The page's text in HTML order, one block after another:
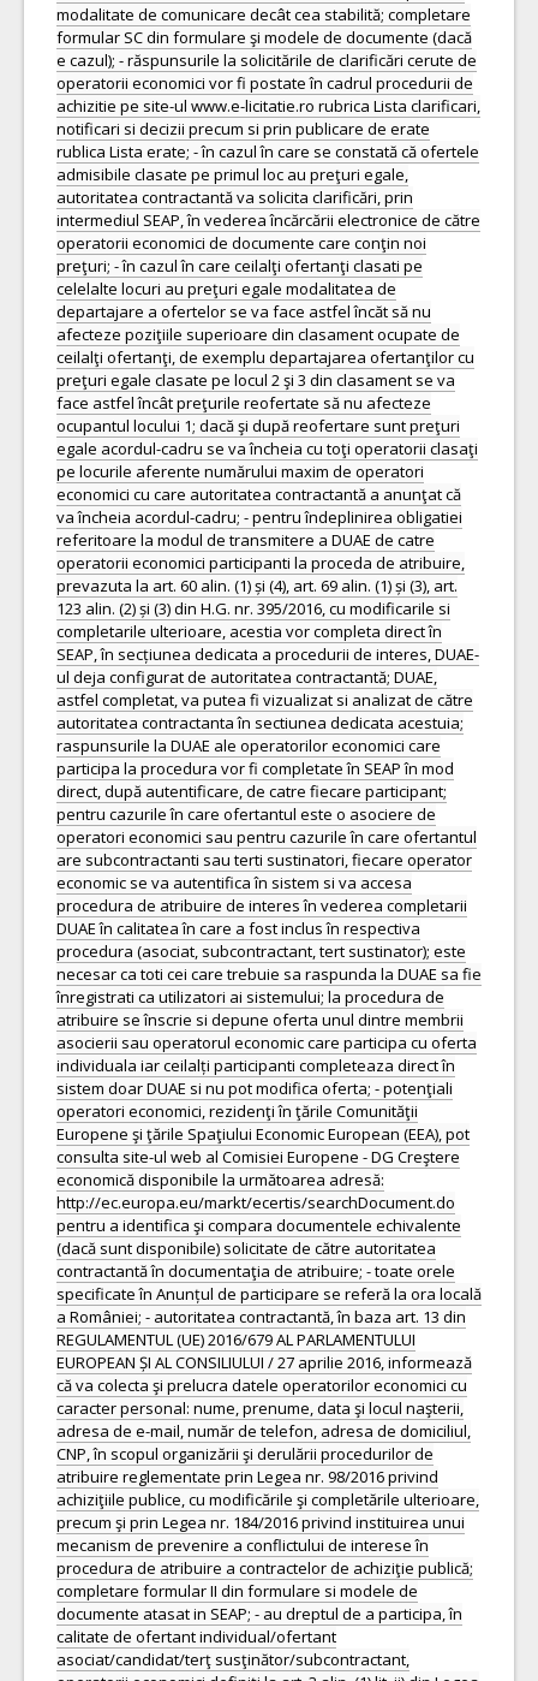
modalitate de comunicare decât cea stabilită; completare
formular SC din formulare şi modele de documente (dacă
e cazul); - răspunsurile la solicitările de clarificări cerute de
operatorii economici vor fi postate în cadrul procedurii de
achizitie pe site-ul www.e-licitatie.ro rubrica Lista clarificari,
notificari si decizii precum si prin publicare de erate
rublica Lista erate; - în cazul în care se constată că ofertele
admisibile clasate pe primul loc au preţuri egale,
autoritatea contractantă va solicita clarificări, prin
intermediul SEAP, în vederea încărcării electronice de către
operatorii economici de documente care conţin noi
preţuri; - în cazul în care ceilalţi ofertanţi clasati pe
celelalte locuri au preţuri egale modalitatea de
departajare a ofertelor se va face astfel încăt să nu
afecteze poziţiile superioare din clasament ocupate de
ceilalţi ofertanţi, de exemplu departajarea ofertanţilor cu
preţuri egale clasate pe locul 2 şi 3 din clasament se va
face astfel încât preţurile reofertate să nu afecteze
ocupantul locului 1; dacă şi după reofertare sunt preţuri
egale acordul-cadru se va încheia cu toţi operatorii clasaţi
pe locurile aferente numărului maxim de operatori
economici cu care autoritatea contractantă a anunţat că
va încheia acordul-cadru; - pentru îndeplinirea obligatiei
referitoare la modul de transmitere a DUAE de catre
operatorii economici participanti la proceda de atribuire,
prevazuta la art. 60 alin. (1) și (4), art. 69 alin. (1) și (3), art.
123 alin. (2) și (3) din H.G. nr. 395/2016, cu modificarile si
completarile ulterioare, acestia vor completa direct în
SEAP, în secțiunea dedicata a procedurii de interes, DUAE-
ul deja configurat de autoritatea contractantă; DUAE,
astfel completat, va putea fi vizualizat si analizat de către
autoritatea contractanta în sectiunea dedicata acestuia;
raspunsurile la DUAE ale operatorilor economici care
participa la procedura vor fi completate în SEAP în mod
direct, după autentificare, de catre fiecare participant;
pentru cazurile în care ofertantul este o asociere de
operatori economici sau pentru cazurile în care ofertantul
are subcontractanti sau terti sustinatori, fiecare operator
economic se va autentifica în sistem si va accesa
procedura de atribuire de interes în vederea completarii
DUAE în calitatea în care a fost inclus în respectiva
procedura (asociat, subcontractant, tert sustinator); este
necesar ca toti cei care trebuie sa raspunda la DUAE sa fie
înregistrati ca utilizatori ai sistemului; la procedura de
atribuire se înscrie si depune oferta unul dintre membrii
asocierii sau operatorul economic care participa cu oferta
individuala iar ceilalți participanti completeaza direct în
sistem doar DUAE si nu pot modifica oferta; - potenţiali
operatori economici, rezidenţi în ţările Comunităţii
Europene şi ţările Spaţiului Economic European (EEA), pot
consulta site-ul web al Comisiei Europene - DG Creştere
economică disponibile la următoarea adresă:
http://ec.europa.eu/markt/ecertis/searchDocument.do
pentru a identifica şi compara documentele echivalente
(dacă sunt disponibile) solicitate de către autoritatea
contractantă în documentaţia de atribuire; - toate orele
specificate în Anunțul de participare se referă la ora locală
a României; - autoritatea contractantă, în baza art. 13 din
REGULAMENTUL (UE) 2016/679 AL PARLAMENTULUI
EUROPEAN ȘI AL CONSILIULUI / 27 aprilie 2016, informează
că va colecta şi prelucra datele operatorilor economici cu
caracter personal: nume, prenume, data şi locul naşterii,
adresa de e-mail, număr de telefon, adresa de domiciliul,
CNP, în scopul organizării şi derulării procedurilor de
atribuire reglementate prin Legea nr. 98/2016 privind
achiziţiile publice, cu modificările şi completările ulterioare,
precum şi prin Legea nr. 184/2016 privind instituirea unui
mecanism de prevenire a conflictului de interese în
procedura de atribuire a contractelor de achiziţie publică;
completare formular II din formulare si modele de
documente atasat in SEAP; - au dreptul de a participa, în
calitate de ofertant individual/ofertant
asociat/candidat/terţ susţinător/subcontractant,